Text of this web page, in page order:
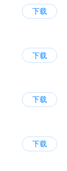
下载
下载
下载
下载